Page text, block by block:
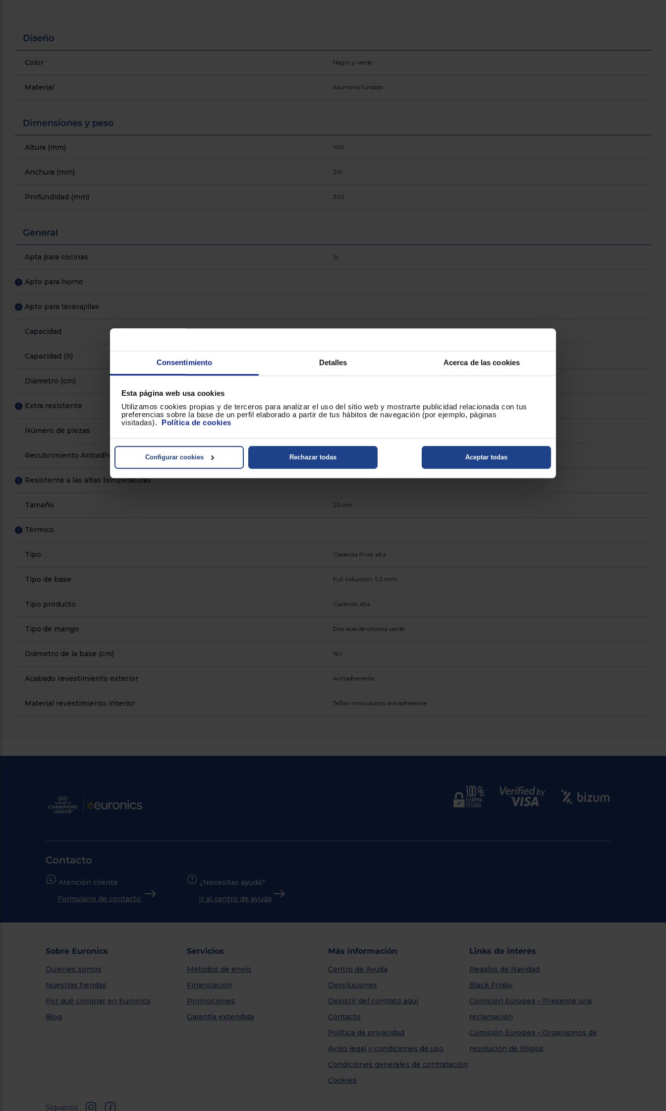
Consentimiento Detalles Acerca de las cookies
Esta página web usa cookies
Utilizamos cookies propias y de terceros para analizar el uso del sitio web y mostrarte publicidad relacionada con tus
preferencias sobre la base de un perfil elaborado a partir de tus hábitos de navegación (por ejemplo, páginas
visitadas). Política de cookies
Rechazar todas
Configurar cookies Aceptar todas
Diseño
Color Negro y verde
Material Aluminio fundido
Dimensiones y peso
Altura (mm) 100
Anchura (mm) 214
Profundidad (mm) 302
General
Apta para cocinas Si
! Apto para horno
! Apto para lavavajillas
Capacidad 3 lt
Capacidad (lt)
Diámetro (cm)
! Extra resistente
Número de piezas
Recubrimiento Antiadherente
! Resistente a las altas temperaturas
Tamaño 20 cm
! Térmico
Tipo Cacerola Prior alta
Tipo de base Full induction, 5,5 mm
Tipo producto Cacerola alta
Tipo de mango Dos asas de silicona verde
Diámetro de la base (cm) 16.1
Acabado revestimiento exterior Antiadherente
Material revestimiento interior Teflon Innovations antiadherente
Contacto
Atención cliente
Formulario de contacto
¿Necesitas ayuda?
Ir al centro de ayuda
Sobre Euronics
Quiénes somos
Nuestras tiendas
Por qué comprar en Euronics
Blog
Servicios
Métodos de envío
Financiación
Promociones
Garantía extendida
Más información
Centro de Ayuda
Devoluciones
Desistir del contrato aquí
Contacto
Política de privacidad
Aviso legal y condiciones de uso
Condiciones generales de contratación
Cookies
Links de interés
Regalos de Navidad
Black Friday
Comisión Europea – Presente una
reclamación
Comisión Europea – Organismos de
resolución de litigios
Síguenos